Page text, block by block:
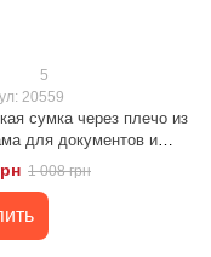
5
20559
сумка через плечо из
для документов и
Vintage 20559 Черная
1 008 грн